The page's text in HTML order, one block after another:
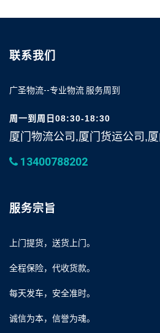
联系我们
广圣物流--专业物流 服务周到
周一到周日08:30-18:30
厦门物流公司,厦门货运公司,
13400788202
服务宗旨
上门提货，送货上门。
全程保险，代收货款。
每天发车，安全准时。
诚信为本，信誉为魂。